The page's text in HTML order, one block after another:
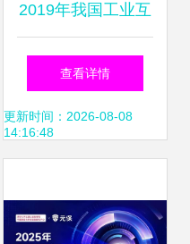
2019年我国工业互
联网产业规模将达
到4800亿元,赋能
查看详情
更新时间：2026-08-08
14:16:48